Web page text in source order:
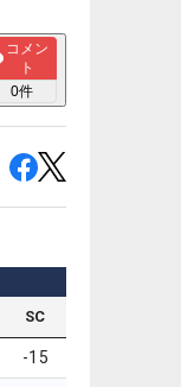
コメン
ト
0件
SC
-15